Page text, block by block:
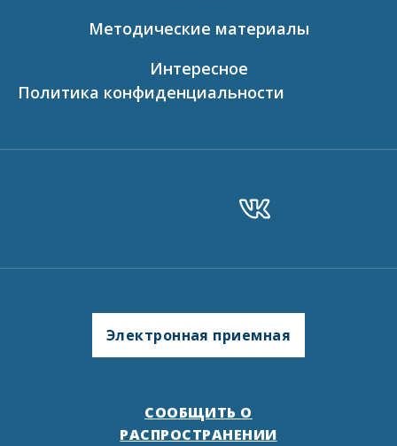
Методические материалы
Интересное
Политика конфиденциальности
СООБЩИТЬ О
РАСПРОСТРАНЕНИИ
Электронная приемная